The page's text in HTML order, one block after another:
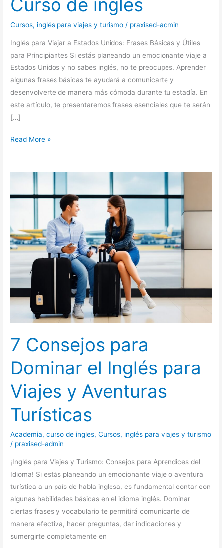
Curso de inglés
Cursos, inglés para viajes y turismo / praxised-admin
Inglés para Viajar a Estados Unidos: Frases Básicas y Útiles
para Principiantes Si estás planeando un emocionante viaje a
Estados Unidos y no sabes inglés, no te preocupes. Aprender
algunas frases básicas te ayudará a comunicarte y
desenvolverte de manera más cómoda durante tu estadía. En
este artículo, te presentaremos frases esenciales que te serán
[…]
Read More »
7 Consejos para
Dominar el Inglés para
Viajes y Aventuras
Turísticas
Academia,curso de ingles,Cursos, inglés para viajes y turismo
/ praxised-admin
¡Inglés para Viajes y Turismo: Consejos para Aprendices del
Idioma! Si estás planeando un emocionante viaje o aventura
turística a un país de habla inglesa, es fundamental contar con
algunas habilidades básicas en el idioma inglés. Dominar
ciertas frases y vocabulario te permitirá comunicarte de
manera efectiva, hacer preguntas, dar indicaciones y
sumergirte completamente en
Consejos
el
Inglés
para
y
Aventuras
Turísticas